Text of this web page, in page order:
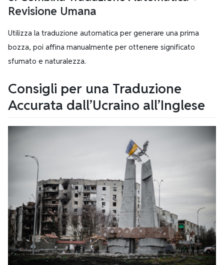
Revisione Umana
Utilizza la traduzione automatica per generare una prima
bozza, poi affina manualmente per ottenere significato
sfumato e naturalezza.
Consigli per una Traduzione
Accurata dall’Ucraino all’Inglese